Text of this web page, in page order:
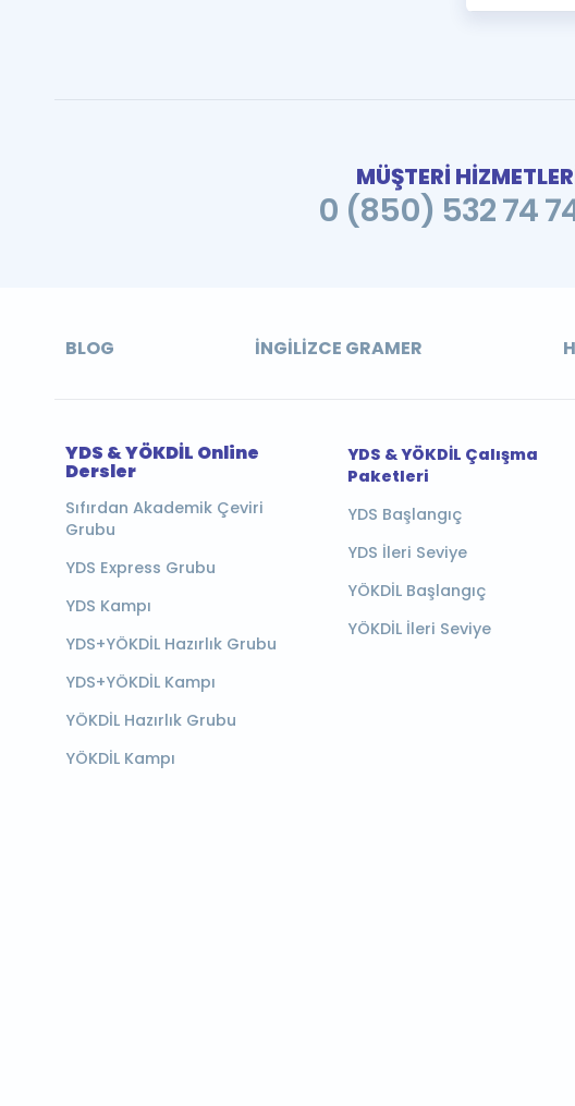
MÜŞTERİ
0 (850) 532 74
BLOG İNGILIZCE GRAMER
YDS & YÖKDİL Online
Dersler
Sıfırdan Akademik Çeviri
Grubu
YDS Express Grubu
YDS Kampı
YDS+YÖKDİL Hazırlık Grubu
YDS+YÖKDİL Kampı
YÖKDİL Hazırlık Grubu
YÖKDİL Kampı
YDS & YÖKDİL Çalışma
Paketleri
YDS Başlangıç
YDS İleri Seviye
YÖKDİL Başlangıç
YÖKDİL İleri Seviye